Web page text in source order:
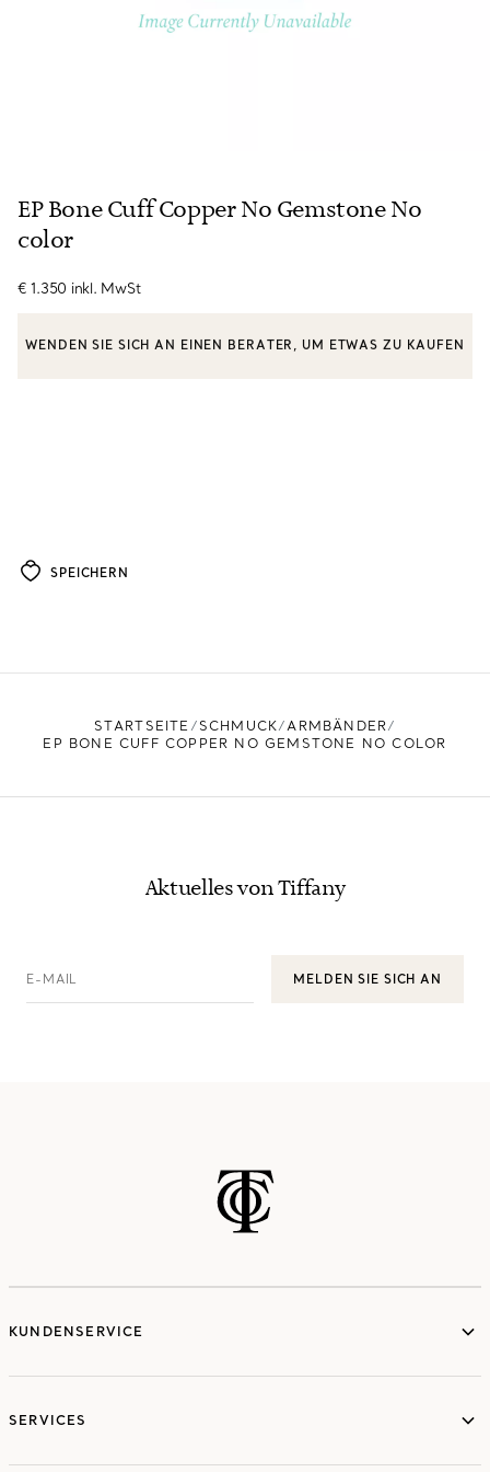
EP Bone Cuff Copper No Gemstone No
color
€ 1.350 inkl. MwSt
EINEN KUNDENBERATER KONTAKTIEREN ODER EINEN
WENDEN SIE SICH AN EINEN BERATER, UM ETWAS ZU KAUFEN
SPEICHERN
STARTSEITE SCHMUCK
ARMBÄNDER
EP BONE CUFF COPPER NO GEMSTONE NO COLOR
Aktuelles von Tiffany
E-MAIL MELDEN SIE SICH AN
KUNDENSERVICE
SERVICES